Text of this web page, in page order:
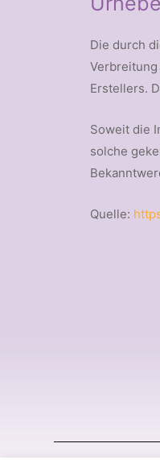
Die durch
Erstellers.
Soweit die
solche
Quelle: